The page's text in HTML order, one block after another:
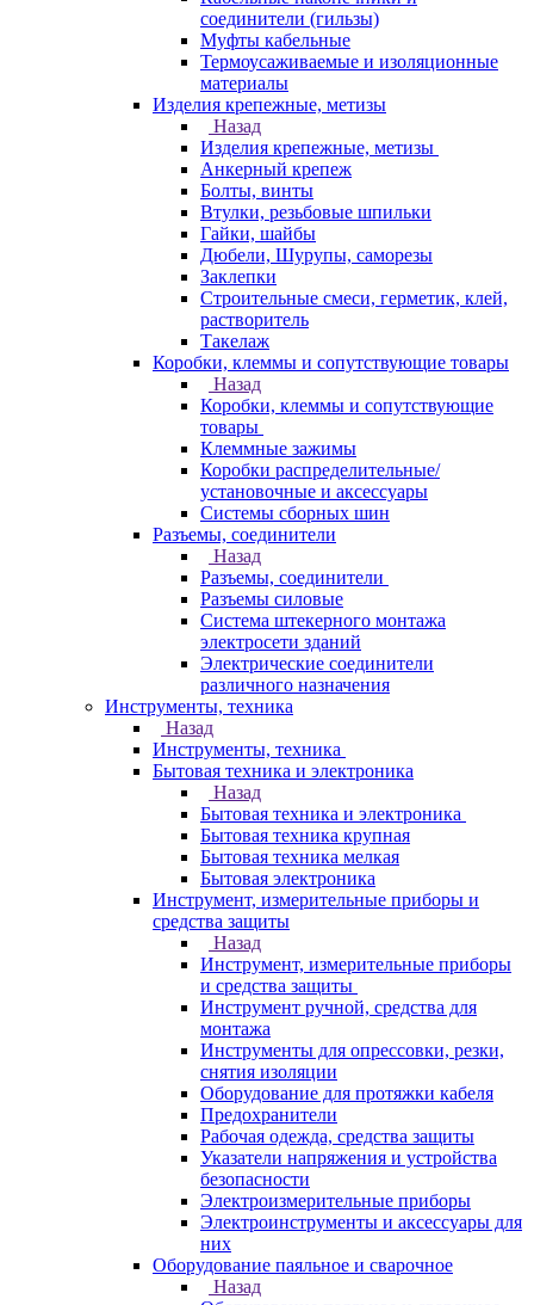
соединители (гильзы)
Муфты кабельные
Термоусаживаемые и изоляционные
материалы
Изделия крепежные, метизы
Назад
Изделия крепежные, метизы
Анкерный крепеж
Болты, винты
Втулки, резьбовые шпильки
Гайки, шайбы
Дюбели, Шурупы, саморезы
Заклепки
Строительные смеси, герметик, клей,
растворитель
Такелаж
Коробки, клеммы и сопутствующие товары
Назад
Коробки, клеммы и сопутствующие
товары
Клеммные зажимы
Коробки распределительные/
установочные и аксессуары
Системы сборных шин
Разъемы, соединители
Назад
Разъемы, соединители
Разъемы силовые
Система штекерного монтажа
электросети зданий
Электрические соединители
различного назначения
Инструменты, техника
Назад
Инструменты, техника
Бытовая техника и электроника
Назад
Бытовая техника и электроника
Бытовая техника крупная
Бытовая техника мелкая
Бытовая электроника
Инструмент, измерительные приборы и
средства защиты
Назад
Инструмент, измерительные приборы
и средства защиты
Инструмент ручной, средства для
монтажа
Инструменты для опрессовки, резки,
снятия изоляции
Оборудование для протяжки кабеля
Предохранители
Рабочая одежда, средства защиты
Указатели напряжения и устройства
безопасности
Электроизмерительные приборы
Электроинструменты и аксессуары для
них
Оборудование паяльное и сварочное
Назад